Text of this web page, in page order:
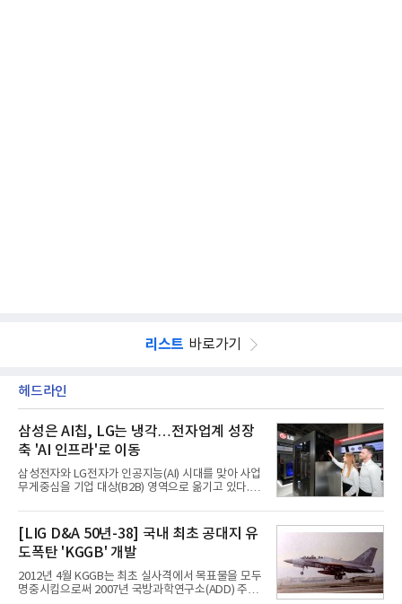
리스트 바로가기
헤드라인
삼성은 AI칩, LG는 냉각…전자업계 성장
축 'AI 인프라'로 이동
삼성전자와 LG전자가 인공지능(AI) 시대를 맞아 사업
무게중심을 기업 대상(B2B) 영역으로 옮기고 있다.
접어든 가운데 삼성전자는 AI 반도체를 중심으로 데
이터센터 생태계 공략을 강화하고 LG전자는 냉각솔
루션·전장·로봇 등 기업용 솔루션 사업 확대에 속도를
내고 있다.9일 업계에 따르면 LG전자는 2분기 생활가
전과 프리미엄 제품 경쟁력에 더해 B2B 사업 확대 효
과로 수익성을 방어한 반면 삼성전자는 디바이스경험
(DX) 부문의 TV·생활가전 수익성이 악화됐다. 대신 삼
[LIG D&A 50년-38] 국내 최초 공대지 유
도폭탄 'KGGB' 개발
2012년 4월 KGGB는 최초 실사격에서 목표물을 모두
명중시킴으로써 2007년 국방과학연구소(ADD) 주관